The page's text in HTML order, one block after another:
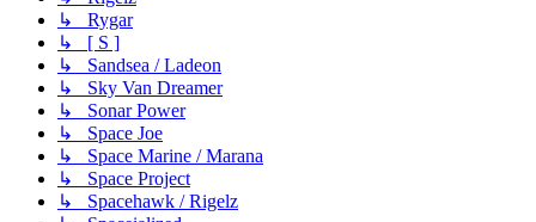
↳ Rygar
↳ [ S ]
↳ Sandsea / Ladeon
↳ Sky Van Dreamer
↳ Sonar Power
↳ Space Joe
↳ Space Marine / Marana
↳ Space Project
↳ Spacehawk / Rigelz